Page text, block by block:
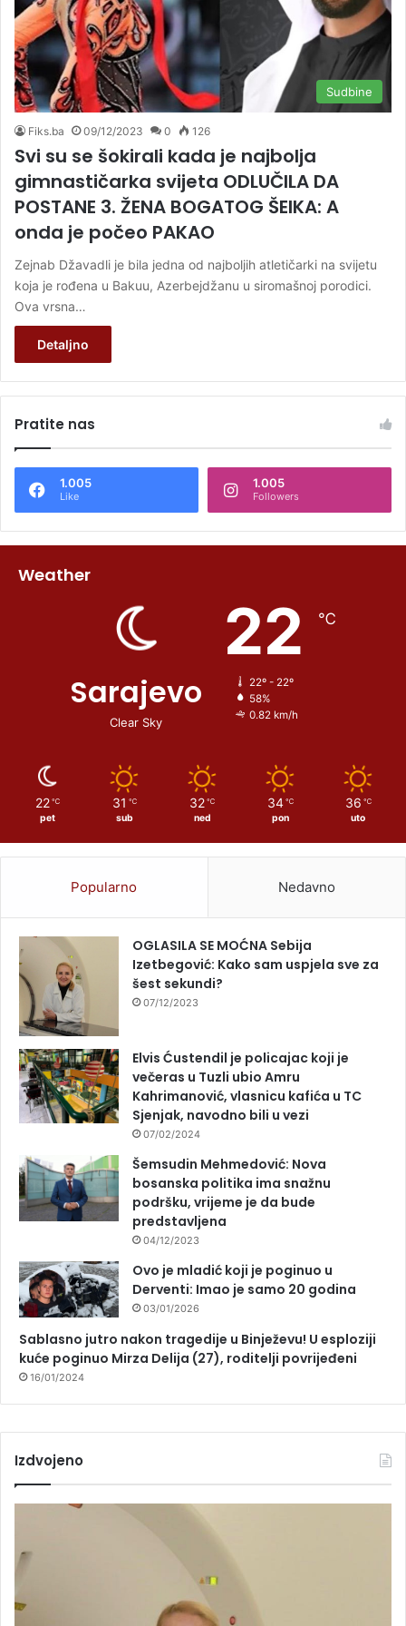
Sudbine
Fiks.ba 09/12/2023 0 126
Svi su se šokirali kada je najbolja
gimnastičarka svijeta ODLUČILA DA
POSTANE 3. ŽENA BOGATOG ŠEIKA: A
onda je počeo PAKAO
Zejnab Džavadli je bila jedna od najboljih atletičarki na svijetu
koja je rođena u Bakuu, Azerbejdžanu u siromašnoj porodici.
Ova vrsna…
Detaljno
Pratite nas
1.005
Like
1.005
Followers
Weather
Sarajevo
Clear Sky
22 ℃
22º - 22º
58%
0.82 km/h
22 ℃
pet
31 ℃
sub
32 ℃
ned
34 ℃
pon
36 ℃
uto
Popularno Nedavno
OGLASILA SE MOĆNA Sebija
Izetbegović: Kako sam uspjela sve za
šest sekundi?
07/12/2023
Elvis Ćustendil je policajac koji je
večeras u Tuzli ubio Amru
Kahrimanović, vlasnicu kafića u TC
Sjenjak, navodno bili u vezi
07/02/2024
Šemsudin Mehmedović: Nova
bosanska politika ima snažnu
podršku, vrijeme je da bude
predstavljena
04/12/2023
Ovo je mladić koji je poginuo u
Derventi: Imao je samo 20 godina
03/01/2026
Sablasno jutro nakon tragedije u Binježevu! U esploziji
kuće poginuo Mirza Delija (27), roditelji povrijeđeni
16/01/2024
Izdvojeno